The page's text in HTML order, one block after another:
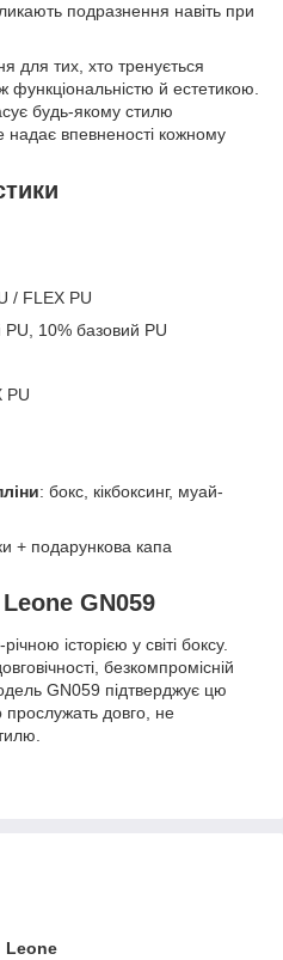
подразнення навіть при
для тих, хто тренується
функціональністю й естетикою.
будь-якому стилю
надає впевненості кожному
/ FLEX PU
PU, 10% базовий PU
PU
: бокс, кікбоксинг, муай-
+ подарункова капа
GN059
історією у світі боксу.
безкомпромісній
GN059 підтверджує цю
довго, не
Leone